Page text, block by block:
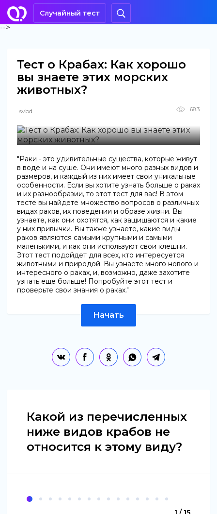
Случайный тест
-->
Тест о Крабах: Как хорошо
вы знаете этих морских
животных?
svbd 683
"Раки - это удивительные существа, которые живут
в воде и на суше. Они имеют много разных видов и
размеров, и каждый из них имеет свои уникальные
особенности. Если вы хотите узнать больше о раках
и их разнообразии, то этот тест для вас! В этом
тесте вы найдете множество вопросов о различных
видах раков, их поведении и образе жизни. Вы
узнаете, как они охотятся, как защищаются и какие
у них привычки. Вы также узнаете, какие виды
раков являются самыми крупными и самыми
маленькими, и как они используют свои клешни.
Этот тест подойдет для всех, кто интересуется
животными и природой. Вы узнаете много нового и
интересного о раках, и, возможно, даже захотите
узнать еще больше! Попробуйте этот тест и
проверьте свои знания о раках."
Начать
Какой из перечисленных
ниже видов крабов не
относится к этому виду?